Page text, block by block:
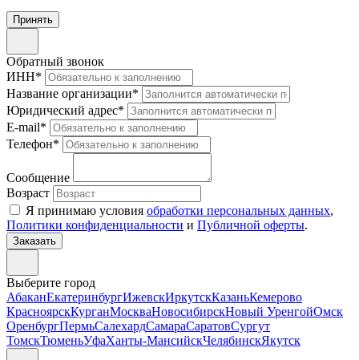
Принять
Обратный звонок
ИНН*
Название организации*
Юридический адрес*
E-mail*
Телефон*
Сообщение
Возраст
Я принимаю условия обработки персональных данных,
Политики конфиденциальности и Публичной оферты.
Выберите город
АбаканЕкатеринбургИжевскИркутскКазаньКемерово
КрасноярскКурганМоскваНовосибирскНовый УренгойОмск
ОренбургПермьСалехардСамараСаратовСургут
ТомскТюменьУфаХанты-МансийскЧелябинскЯкутск